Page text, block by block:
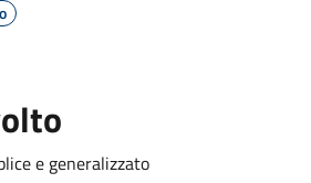
e generalizzato